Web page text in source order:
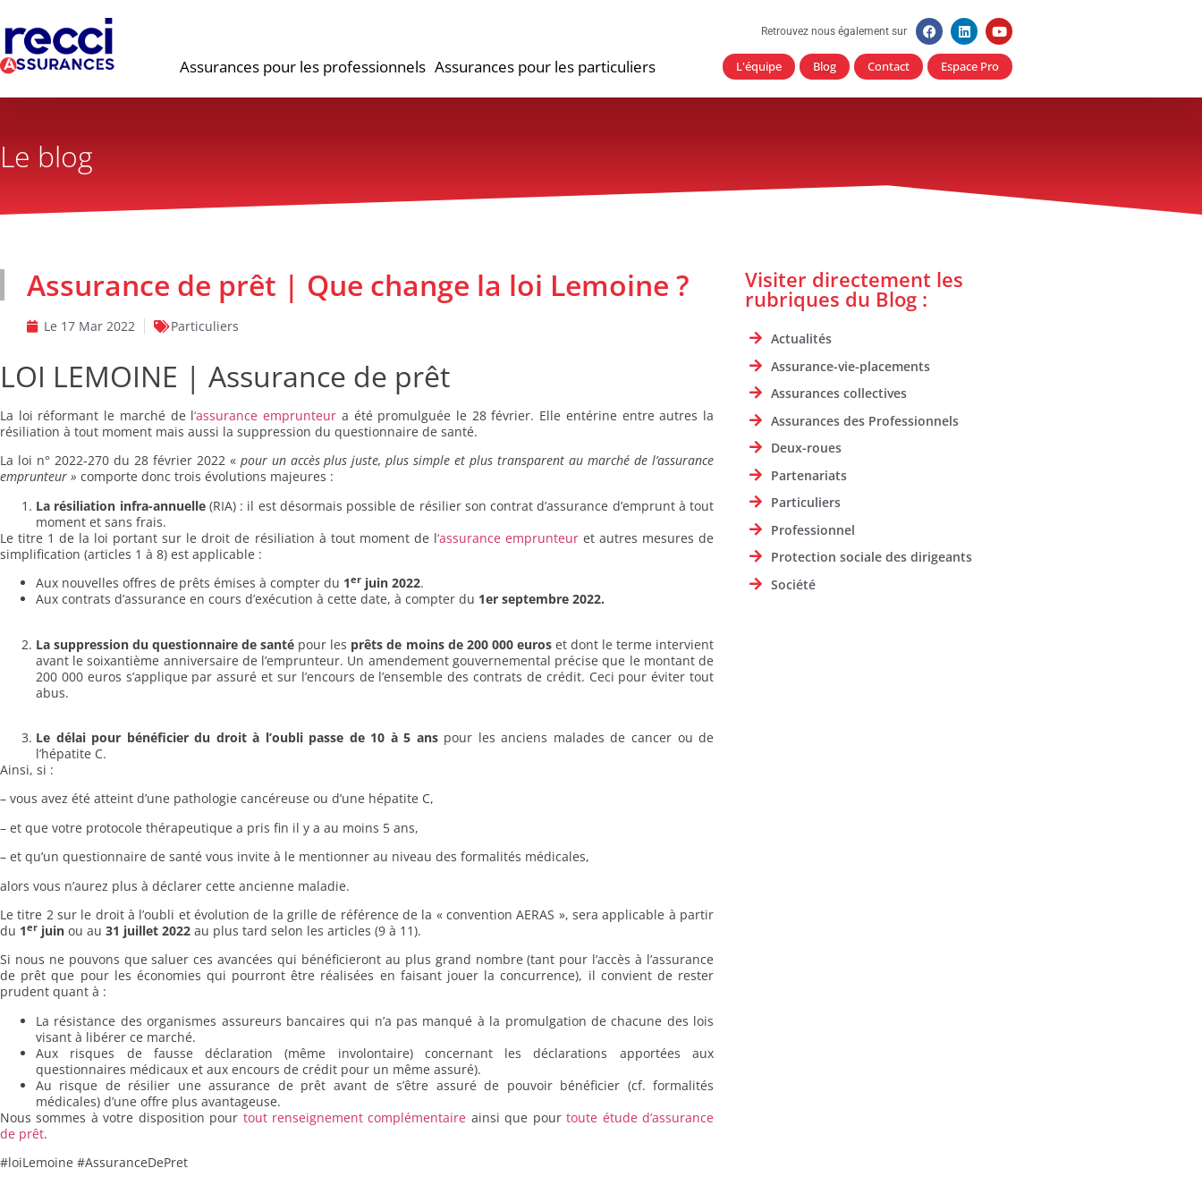
Assurances pour les professionnels Assurances pour les particuliers
Retrouvez nous également sur
L'équipe Blog Contact Espace Pro
Le blog
Assurance de prêt | Que change la loi Lemoine ?
Le 17 Mar 2022 Particuliers
LOI LEMOINE | Assurance de prêt
La loi réformant le marché de l‘assurance emprunteur a été promulguée le 28 février. Elle entérine entre autres la
résiliation à tout moment mais aussi la suppression du questionnaire de santé.
La loi n° 2022-270 du 28 février 2022 « pour un accès plus juste, plus simple et plus transparent au marché de l’assurance
emprunteur » comporte donc trois évolutions majeures :
La résiliation infra-annuelle (RIA) : il est désormais possible de résilier son contrat d’assurance d’emprunt à tout
moment et sans frais.
Le titre 1 de la loi portant sur le droit de résiliation à tout moment de l‘assurance emprunteuret autres mesures de
simplification (articles 1 à 8) est applicable :
Aux nouvelles offres de prêts émises à compter du 1er juin 2022.
Aux contrats d’assurance en cours d’exécution à cette date, à compter du 1er septembre 2022.
La suppression du questionnaire de santé pour les prêts de moins de 200 000 euroset dont le terme intervient
avant le soixantième anniversaire de l’emprunteur. Un amendement gouvernemental précise que le montant de
200 000 euros s’applique par assuré et sur l’encours de l’ensemble des contrats de crédit. Ceci pour éviter tout
abus.
Le délaipour bénéficier du droit à l’oublipasse de 10 à5 anspour les anciens malades de cancer ou de
l’hépatite C.
Ainsi, si :
– vous avez été atteint d’une pathologie cancéreuse ou d’une hépatite C,
– et que votre protocole thérapeutique a pris fin il y a au moins 5 ans,
– et qu’un questionnaire de santé vous invite à le mentionner au niveau des formalités médicales,
alors vous n’aurez plus à déclarer cette ancienne maladie.
Le titre 2 sur le droit à l’oubli et évolution de la grille de référence de la « convention AERAS », sera applicable à partir
du 1er juin ou au 31 juillet 2022 au plus tard selon les articles (9 à 11).
Si nous ne pouvons que saluer ces avancées qui bénéficieront au plus grand nombre (tant pour l’accès à l’assurance
de prêt que pour les économies qui pourront être réalisées en faisant jouer la concurrence), il convient de rester
prudent quant à :
La résistance des organismes assureurs bancaires qui n’a pas manqué à la promulgation de chacune des lois
visant à libérer ce marché.
Aux risques de fausse déclaration (même involontaire) concernant les déclarations apportées aux
questionnaires médicaux et aux encours de crédit pour un même assuré).
Au risque de résilier une assurance de prêt avant de s’être assuré de pouvoir bénéficier (cf. formalités
médicales) d’une offre plus avantageuse.
Nous sommes à votre disposition pour tout renseignement complémentaire ainsi que pourtoute étude d’assurance
de prêt.
#loiLemoine #AssuranceDePret
Visiter directement les
rubriques du Blog :
Actualités
Assurance-vie-placements
Assurances collectives
Assurances des Professionnels
Deux-roues
Partenariats
Particuliers
Professionnel
Protection sociale des dirigeants
Société